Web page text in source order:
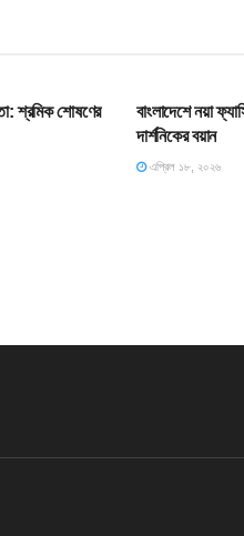
শ্রমিক শোষণের
বাংলাদেশে নয়া
দার্শনিকের বয়ান
এপ্রিল ১৮, ২০২৬